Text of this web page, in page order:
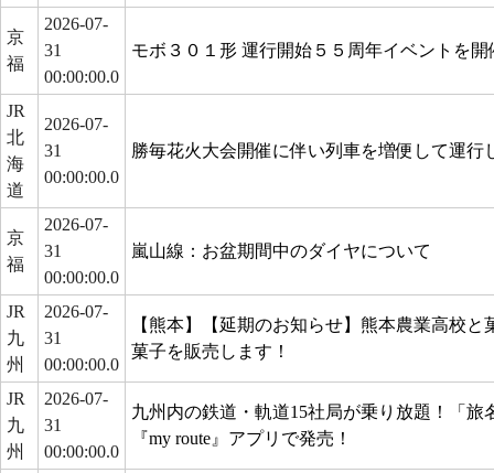
京
福
2026-07-
31
00:00:00.0
モボ３０１形 運行開始５５周年イベントを開
JR
北
海
道
2026-07-
31
00:00:00.0
勝毎花火大会開催に伴い列車を増便して運行
京
福
2026-07-
31
00:00:00.0
嵐山線：お盆期間中のダイヤについて
JR
九
州
2026-07-
31
00:00:00.0
【熊本】【延期のお知らせ】熊本農業高校
菓子を販売します！
JR
九
州
2026-07-
31
00:00:00.0
九州内の鉄道・軌道15社局が乗り放題！「旅
『my route』アプリで発売！